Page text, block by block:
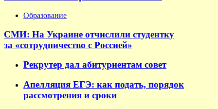
Образование
СМИ: На Украине отчислили студентку
за «сотрудничество с Россией»
Рекрутер дал абитуриентам совет
Апелляция ЕГЭ: как подать, порядок
рассмотрения и сроки